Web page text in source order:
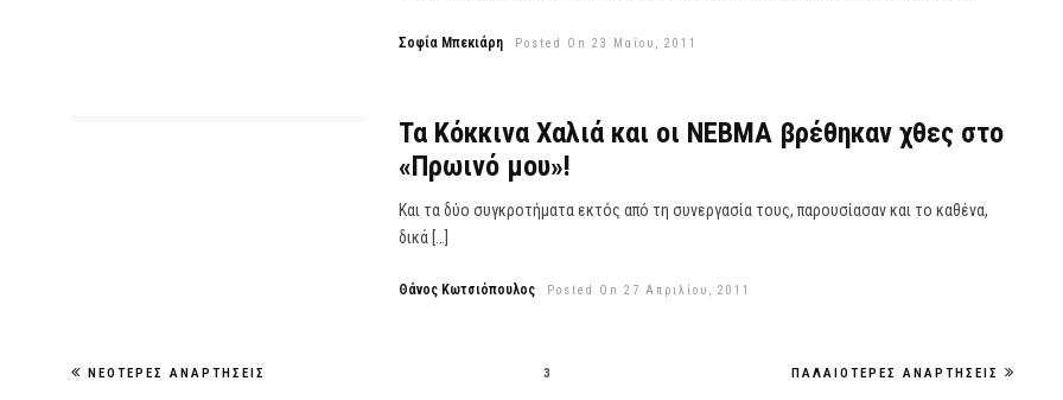
Σοφία Μπεκιάρη Posted On 23 Μαΐου, 2011
Τα Κόκκινα Χαλιά και οι ΝΕΒΜΑ βρέθηκαν χθες στο
«Πρωινό μου»!
Και τα δύο συγκροτήματα εκτός από τη συνεργασία τους, παρουσίασαν και το καθένα,
δικά […]
Θάνος Κωτσιόπουλος Posted On 27 Απριλίου, 2011
3
ΝΕΌΤΕΡΕΣ ΑΝΑΡΤΉΣΕΙΣ ΠΑΛΑΙΌΤΕΡΕΣ ΑΝΑΡΤΉΣΕΙΣ